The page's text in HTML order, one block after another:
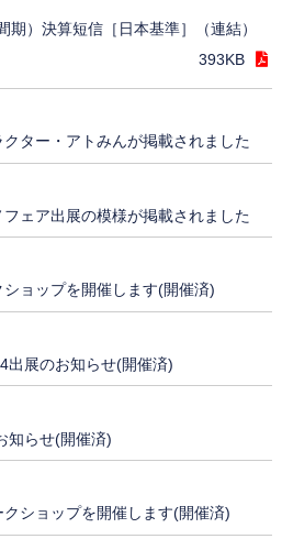
）決算短信［日本基準］（連結）
393KB
ター・アトみんが掲載されました
ェア出展の模様が掲載されました
ョップを開催します(開催済)
出展のお知らせ(開催済)
知らせ(開催済)
ショップを開催します(開催済)